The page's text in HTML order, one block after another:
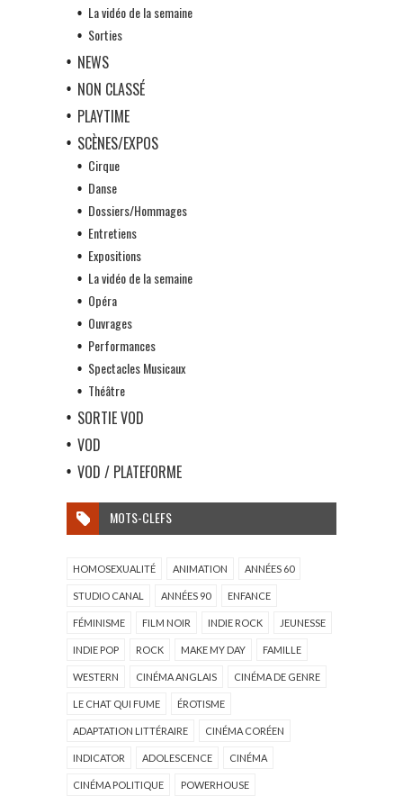
La vidéo de la semaine
Sorties
NEWS
NON CLASSÉ
PLAYTIME
SCÈNES/EXPOS
Cirque
Danse
Dossiers/Hommages
Entretiens
Expositions
La vidéo de la semaine
Opéra
Ouvrages
Performances
Spectacles Musicaux
Théâtre
SORTIE VOD
VOD
VOD / PLATEFORME
MOTS-CLEFS
HOMOSEXUALITÉ ANIMATION ANNÉES 60
STUDIO CANAL ANNÉES 90 ENFANCE
FÉMINISME FILM NOIR INDIE ROCK JEUNESSE
INDIE POP ROCK MAKE MY DAY FAMILLE
WESTERN CINÉMA ANGLAIS CINÉMA DE GENRE
LE CHAT QUI FUME ÉROTISME
ADAPTATION LITTÉRAIRE CINÉMA CORÉEN
INDICATOR ADOLESCENCE CINÉMA
CINÉMA POLITIQUE POWERHOUSE